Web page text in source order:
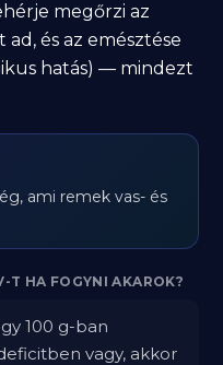
megőrzi az
és az emésztése
hatás) — mindezt
ami remek vas- és
T HA FOGYNI AKAROK?
100 g-ban
vagy, akkor